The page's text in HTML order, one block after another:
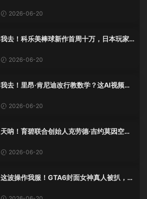
2026-06-20
我去！科乐美棒球新作首周十万，日本玩家
2026-06-20
我去！里昂·肯尼迪改行教数学？这AI视频全
2026-06-20
天呐！育碧联合创始人克劳德·吉约莫因空难
2026-06-20
这波操作我服！GTA6封面女神真人被扒，网